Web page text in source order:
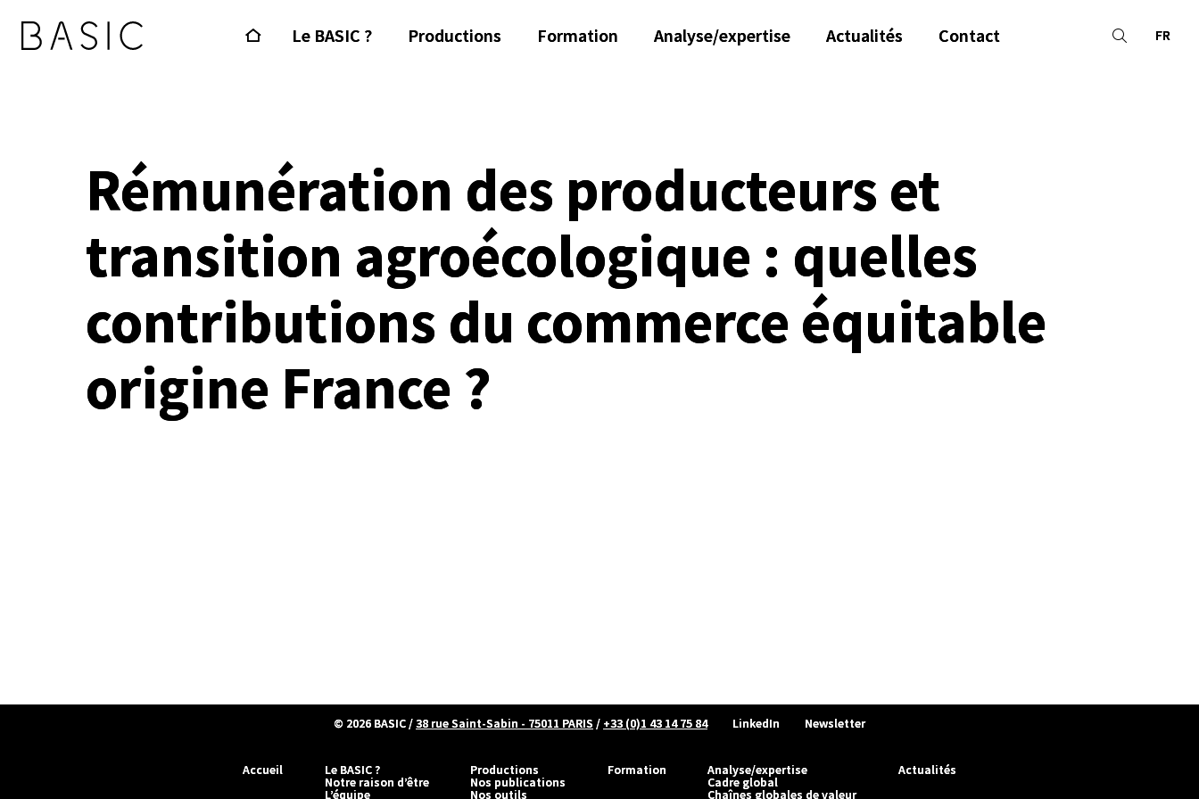
Le BASIC ? Productions Formation Analyse/expertise Actualités Contact FR
Rémunération des producteurs et
transition agroécologique : quelles
contributions du commerce équitable
origine France ?
© 2026 BASIC/38 rue Saint-Sabin - 75011 PARIS / +33 (0)1 43 14 75 84 LinkedIn Newsletter
Accueil Le BASIC ?
Notre raison d’être
L’équipe
Productions
Nos publications
Nos outils
Formation Analyse/expertise
Cadre global
Chaînes globales de valeur
Actualités